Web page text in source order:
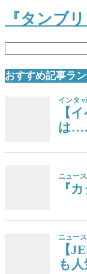
『タンブ
おすすめ記事ラ
インタ
【
は
ニュース
『
ニュース
【
も人